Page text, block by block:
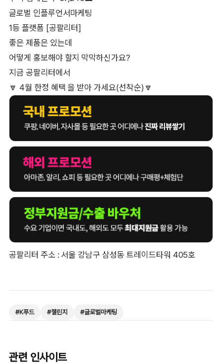
글로벌 인플루언서마케팅
1등 플랫폼 [공팔리터]
좋은 제품은 있는데
어떻게 홍보해야 할지 막막하신가요?
지금 공팔리터에서
🔽 4월 한정 혜택 을 받아 가세요(선착순)🔽
공팔리터 주소 : 서울 강남구 삼성동 트레이드타워 405호
#K푸드 #챌린지 #글로벌마케팅
관련 인사이트